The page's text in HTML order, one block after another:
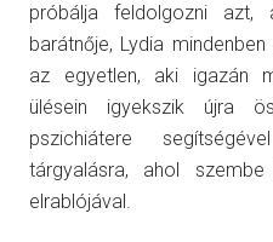
próbálja feldolgozni azt,
barátnője, Lydia
az egyetlen, aki igazán
ülésein igyekszik újra
pszichiátere
tárgyalásra, ahol
elrablójával.